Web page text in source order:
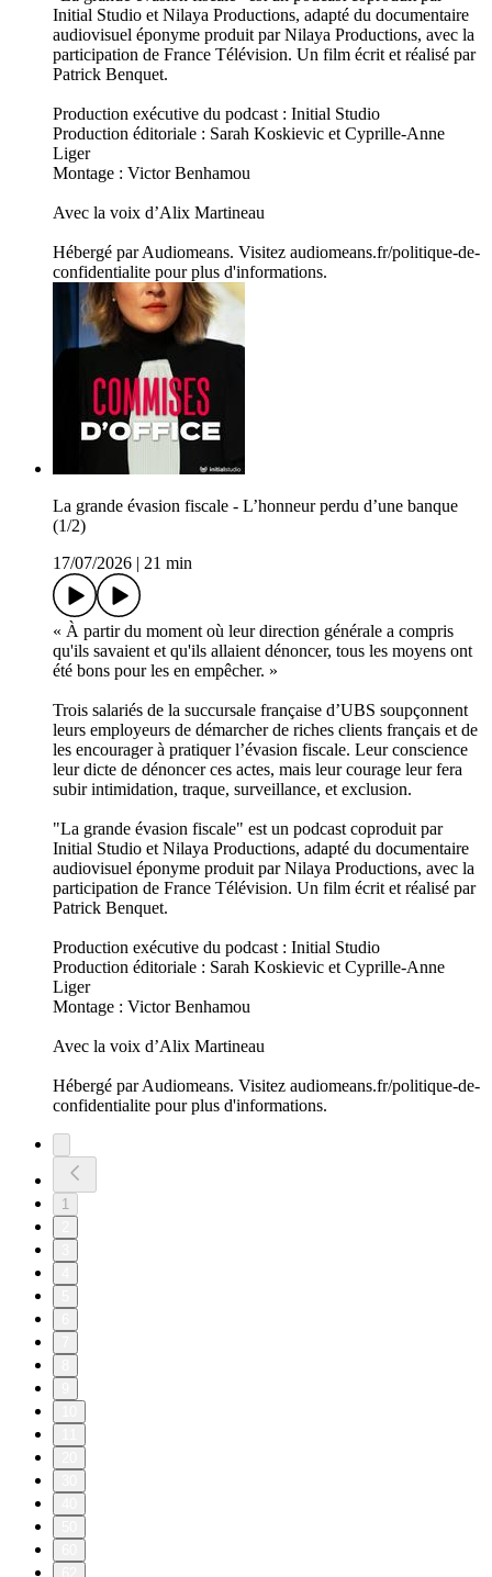
Initial Studio et Nilaya Productions, adapté du documentaire
audiovisuel éponyme produit par Nilaya Productions, avec la
participation de France Télévision. Un film écrit et réalisé par
Patrick Benquet.
Production exécutive du podcast : Initial Studio
Production éditoriale : Sarah Koskievic et Cyprille-Anne
Liger
Montage : Victor Benhamou
Avec la voix d’Alix Martineau
Hébergé par Audiomeans. Visitez audiomeans.fr/politique-de-
confidentialite pour plus d'informations.
La grande évasion fiscale - L’honneur perdu d’une banque
(1/2)
17/07/2026
21 min
« À partir du moment où leur direction générale a compris
qu'ils savaient et qu'ils allaient dénoncer, tous les moyens ont
été bons pour les en empêcher. »
Trois salariés de la succursale française d’UBS soupçonnent
leurs employeurs de démarcher de riches clients français et de
les encourager à pratiquer l’évasion fiscale. Leur conscience
leur dicte de dénoncer ces actes, mais leur courage leur fera
subir intimidation, traque, surveillance, et exclusion.
"La grande évasion fiscale" est un podcast coproduit par
Initial Studio et Nilaya Productions, adapté du documentaire
audiovisuel éponyme produit par Nilaya Productions, avec la
participation de France Télévision. Un film écrit et réalisé par
Patrick Benquet.
Production exécutive du podcast : Initial Studio
Production éditoriale : Sarah Koskievic et Cyprille-Anne
Liger
Montage : Victor Benhamou
Avec la voix d’Alix Martineau
Hébergé par Audiomeans. Visitez audiomeans.fr/politique-de-
confidentialite pour plus d'informations.
1